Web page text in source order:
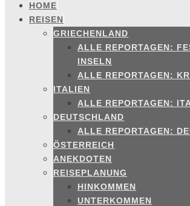
Zum
Inhalt
springen
HOME
REISEN
GRIECHENLAND
ALLE REPORTAGEN:
INSELN
ALLE REPORTAGEN:
ITALIEN
ALLE REPORTAGEN:
DEUTSCHLAND
ALLE REPORTAGEN:
ÖSTERREICH
ANEKDOTEN
REISEPLANUNG
HINKOMMEN
UNTERKOMMEN